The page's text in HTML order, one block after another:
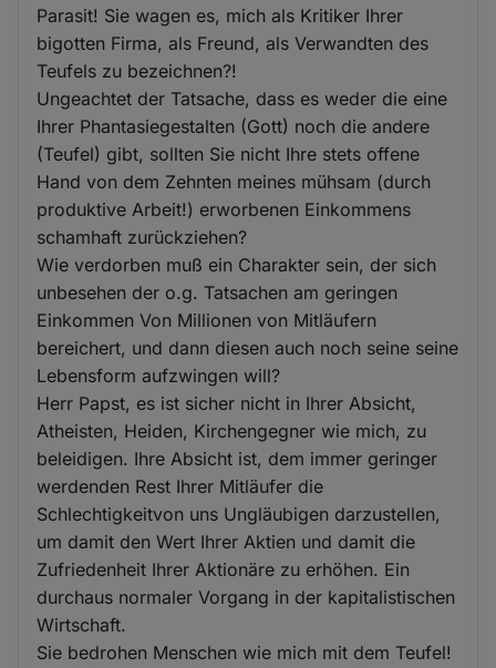
Parasit! Sie wagen es, mich als Kritiker Ihrer
bigotten Firma, als Freund, als Verwandten des
Teufels zu bezeichnen?!
Ungeachtet der Tatsache, dass es weder die eine
Ihrer Phantasiegestalten (Gott) noch die andere
(Teufel) gibt, sollten Sie nicht Ihre stets offene
Hand von dem Zehnten meines mühsam (durch
produktive Arbeit!) erworbenen Einkommens
schamhaft zurückziehen?
Wie verdorben muß ein Charakter sein, der sich
unbesehen der o.g. Tatsachen am geringen
Einkommen Von Millionen von Mitläufern
bereichert, und dann diesen auch noch seine seine
Lebensform aufzwingen will?
Herr Papst, es ist sicher nicht in Ihrer Absicht,
Atheisten, Heiden, Kirchengegner wie mich, zu
beleidigen. Ihre Absicht ist, dem immer geringer
werdenden Rest Ihrer Mitläufer die
Schlechtigkeitvon uns Ungläubigen darzustellen,
um damit den Wert Ihrer Aktien und damit die
Zufriedenheit Ihrer Aktionäre zu erhöhen. Ein
durchaus normaler Vorgang in der kapitalistischen
Wirtschaft.
Sie bedrohen Menschen wie mich mit dem Teufel!